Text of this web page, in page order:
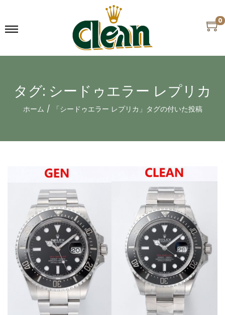
0
タグ: シードゥエラー レプリカ
ホーム / 「シードゥエラー レプリカ」タグの付いた投稿